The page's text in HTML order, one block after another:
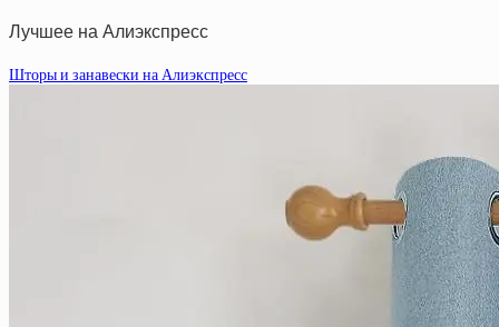
Лучшее на Алиэкспресс
Шторы и занавески на Алиэкспресс